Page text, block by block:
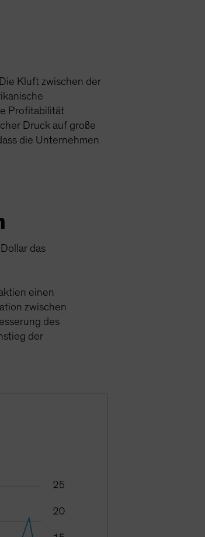
Kluft zwischen der
Profitabilität
Druck auf große
die Unternehmen
das
einen
zwischen
des
der